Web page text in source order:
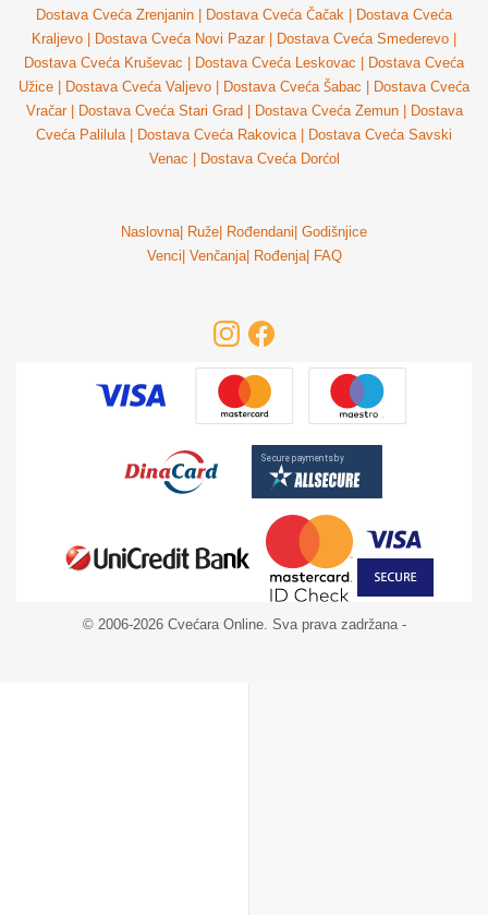
Dostava Cveća Zrenjanin
Dostava Cveća Čačak
Dostava Cveća
Kraljevo
Dostava Cveća Novi Pazar Dostava Cveća Smederevo
Dostava Cveća Kruševac
Dostava Cveća Leskovac
Dostava Cveća
Užice
Dostava Cveća Valjevo Dostava Cveća Šabac
Dostava Cveća
Vračar
Dostava Cveća Stari Grad Dostava Cveća Zemun
Dostava
Cveća Palilula
Dostava Cveća Rakovica
Dostava Cveća Savski
Venac
Dostava Cveća Dorćol
Naslovna| Ruže Rođendani Godišnjice
Venci Venčanja| Rođenja| FAQ
© 2006-2026 Cvećara Online. Sva prava zadržana -